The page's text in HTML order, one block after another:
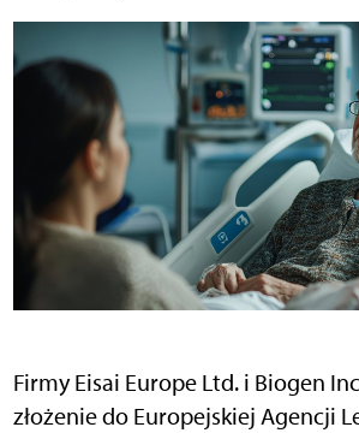
Firmy Eisai Europe Ltd. i Biogen
złożenie do Europejskiej Agencji